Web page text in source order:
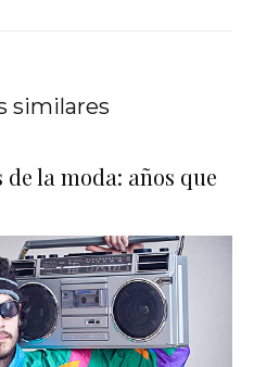
similares
la moda: años que